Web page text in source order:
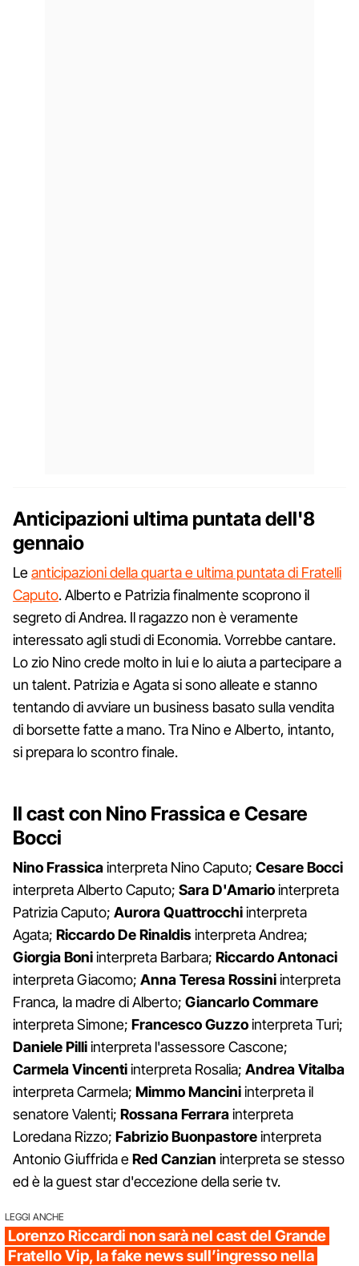
Anticipazioni ultima puntata dell'8
gennaio
Leanticipazioni della quarta e ultima puntata di Fratelli
Caputo. Alberto e Patrizia finalmente scoprono il
segreto di Andrea. Il ragazzo non è veramente
interessato agli studi di Economia. Vorrebbe cantare.
Lo zio Nino crede molto in lui e lo aiuta a partecipare a
un talent. Patrizia e Agata si sono alleate e stanno
tentando di avviare un business basato sulla vendita
di borsette fatte a mano. Tra Nino e Alberto, intanto,
si prepara lo scontro finale.
Il cast con Nino Frassica e Cesare
Bocci
Nino Frassicainterpreta Nino Caputo; Cesare Bocci
interpreta Alberto Caputo; Sara D'Amariointerpreta
Patrizia Caputo; Aurora Quattrocchiinterpreta
Agata; Riccardo De Rinaldisinterpreta Andrea;
Giorgia Boniinterpreta Barbara; Riccardo Antonaci
interpreta Giacomo; Anna Teresa Rossiniinterpreta
Franca, la madre di Alberto; Giancarlo Commare
interpreta Simone; Francesco Guzzointerpreta Turi;
Daniele Pilliinterpreta l'assessore Cascone;
Carmela Vincentiinterpreta Rosalia; Andrea Vitalba
interpreta Carmela; Mimmo Manciniinterpreta il
senatore Valenti; Rossana Ferrarainterpreta
Loredana Rizzo; Fabrizio Buonpastoreinterpreta
Antonio Giuffrida eRed Canzian interpreta se stesso
ed è la guest star d'eccezione della serie tv.
LEGGI ANCHE
Lorenzo Riccardi non sarà nel cast del Grande
Fratello Vip, la fake news sull’ingresso nella